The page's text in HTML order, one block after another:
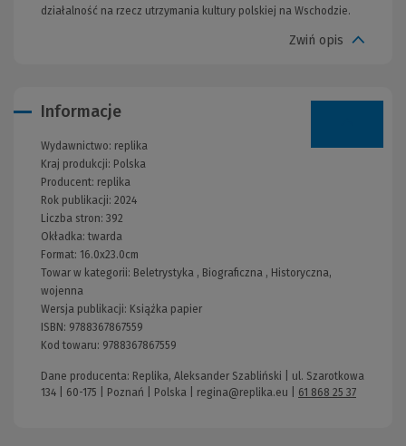
działalność na rzecz utrzymania kultury polskiej na Wschodzie.
Zwiń opis
Informacje
Wydawnictwo: replika
Kraj produkcji: Polska
Producent: replika
Rok publikacji: 2024
Liczba stron: 392
Okładka:twarda
Format: 16.0x23.0cm
Towar w kategorii: Beletrystyka , Biograficzna , Historyczna,
wojenna
Wersja publikacji: Książka papier
ISBN: 9788367867559
Kod towaru: 9788367867559
Dane producenta: Replika, Aleksander Szabliński | ul. Szarotkowa
134 | 60-175 | Poznań | Polska | regina@replika.eu 61 868 25 37